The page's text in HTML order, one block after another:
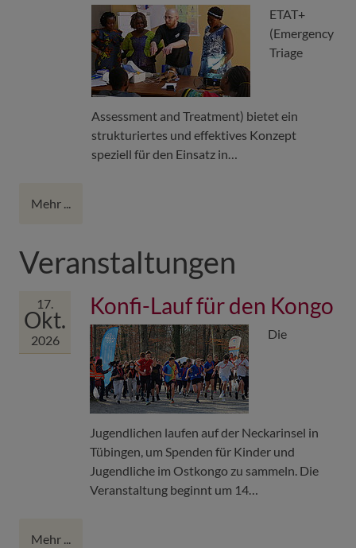
ETAT+
(Emergency
Triage
Assessment and Treatment) bietet ein
strukturiertes und effektives Konzept
speziell für den Einsatz in…
Mehr ...
Veranstaltungen
17.
Okt.
2026
Konfi-Lauf für den Kongo
Die
Jugendlichen laufen auf der Neckarinsel in
Tübingen, um Spenden für Kinder und
Jugendliche im Ostkongo zu sammeln. Die
Veranstaltung beginnt um 14…
Mehr ...